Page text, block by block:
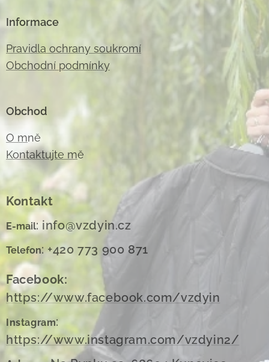
Informace
Pravidla ochrany soukromí
Obchodní podmínky
Obchod
O mně
Kontaktujte mě
Kontakt
E-mail: info@vzdyin.cz
Telefon: +420 773 900 871
Facebook:
https://www.facebook.com/vzdyin
Instagram:
https://www.instagram.com/vzdyin2/